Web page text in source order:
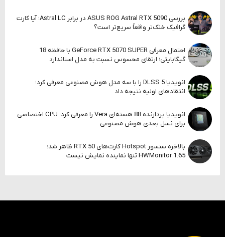
بررسی ASUS ROG Astral RTX 5090 در برابر Astral LC؛ آیا کارت
گرافیک خنک‌تر واقعاً سریع‌تر است؟
احتمال معرفی GeForce RTX 5070 SUPER با حافظه 18
گیگابایتی؛ ارتقای محسوس نسبت به مدل استاندارد
انویدیا DLSS 5 را با سه مدل هوش مصنوعی معرفی کرد؛
انتقادهای اولیه نتیجه داد
انویدیا پردازنده 88 هسته‌ای Vera را معرفی کرد؛ CPU اختصاصی
برای نسل بعدی هوش مصنوعی
بالاخره سنسور Hotspot کارت‌های RTX 50 ظاهر شد؛
HWMonitor 1.65 تنها نماینده نمایش نیست